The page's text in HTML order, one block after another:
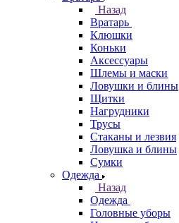
Назад
Вратарь
Клюшки
Коньки
Аксессуары
Шлемы и маски
Ловушки и блины
Щитки
Нагрудники
Трусы
Стаканы и лезвия
Ловушка и блины
Сумки
Одежда
Назад
Одежда
Головные уборы